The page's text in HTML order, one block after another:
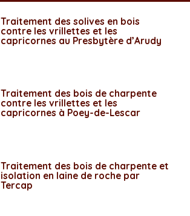
Traitement des solives en bois
contre les vrillettes et les
capricornes au Presbytère d’Arudy
Traitement des bois de charpente
contre les vrillettes et les
capricornes à Poey-de-Lescar
Traitement des bois de charpente et
isolation en laine de roche par
Tercap